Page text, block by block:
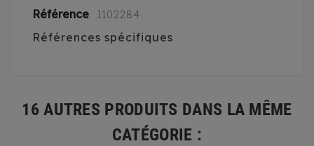
Référence I102284
Références spécifiques
16 AUTRES PRODUITS DANS LA MÊME
CATÉGORIE :